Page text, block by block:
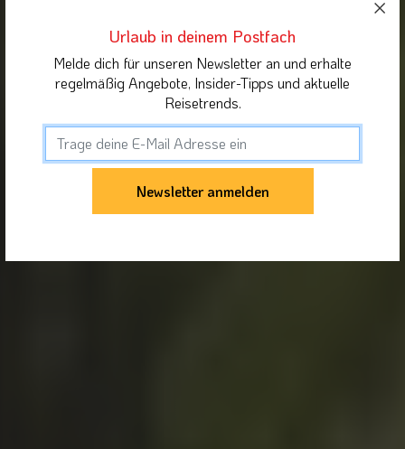
Urlaub in deinem Postfach
Melde dich für unseren Newsletter an und erhalte
regelmäßig Angebote, Insider-Tipps und aktuelle
Reisetrends.